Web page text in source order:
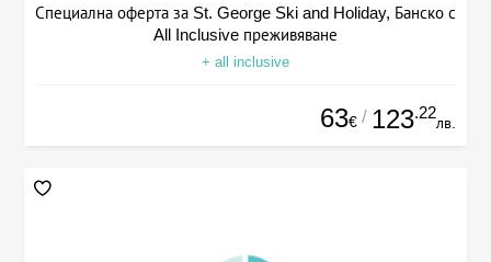
Специална оферта за St. George Ski and Holiday, Банско с
All Inclusive преживяване
+ all inclusive
63€ / 123.22
лв.